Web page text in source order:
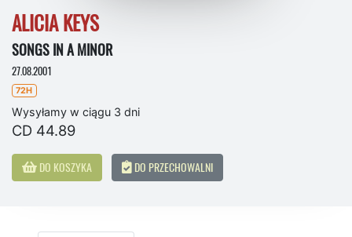
ALICIA KEYS
SONGS IN A MINOR
27.08.2001
72H
Wysyłamy w ciągu 3 dni
CD 44.89
DO KOSZYKA DO PRZECHOWALNI